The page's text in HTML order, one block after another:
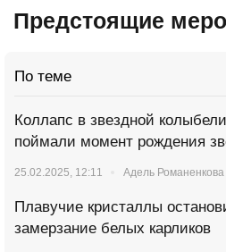
Предстоящие
По теме
Коллапс в звездной
поймали момент рождения
25.02.2025, 12:11 Адель Романенкова
Плавучие кристаллы
замерзание белых карликов